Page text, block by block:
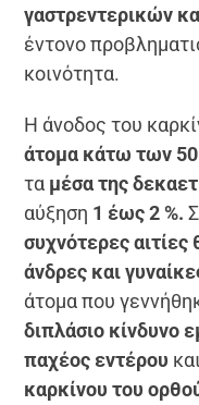
γαστρεντερικών
έντονο
κοινότητα.
Η άνοδος του
άτομα κάτω των
τα μέσα της
αύξηση 1 έως 2 %.
συχνότερες
άνδρες και
άτομα που
διπλάσιο κίνδυνο
παχέος εντέρου
καρκίνου του